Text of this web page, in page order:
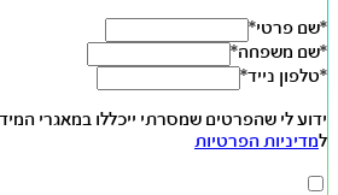
*שם פרטי*
*שם משפחה*
*טלפון נייד*
למדיניות הפרטיות